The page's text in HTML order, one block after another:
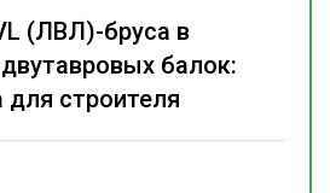
(ЛВЛ)-бруса в
балок:
строителя